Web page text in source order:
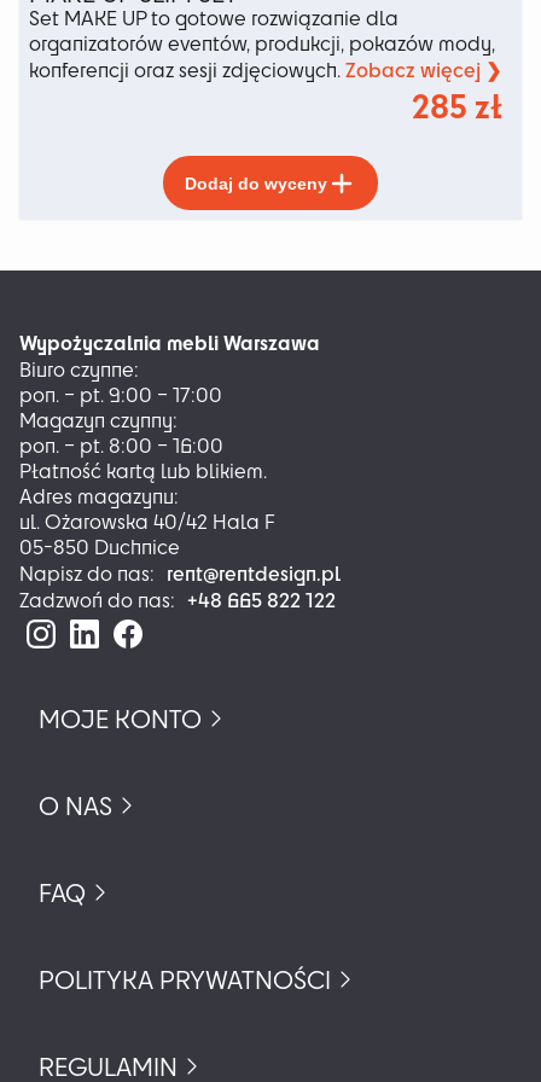
Set MAKE UP to gotowe rozwiązanie dla
organizatorów eventów, produkcji, pokazów mody,
konferencji oraz sesji zdjęciowych.Zobacz więcej ❯
285zł
Dodaj do wyceny
produkt
ma
wariantów.
wybrać
Wypożyczalnia mebli Warszawa
Biuro czynne:
pon. – pt. 9:00 – 17:00
Magazyn czynny:
pon. – pt. 8:00 – 16:00
Płatność kartą lub blikiem.
Adres magazynu:
ul. Ożarowska 40/42 Hala F
05-850 Duchnice
Napisz do nas: rent@rentdesign.pl
Zadzwoń do nas: +48 665 822 122
MOJE KONTO
O NAS
FAQ
POLITYKA PRYWATNOŚCI
REGULAMIN